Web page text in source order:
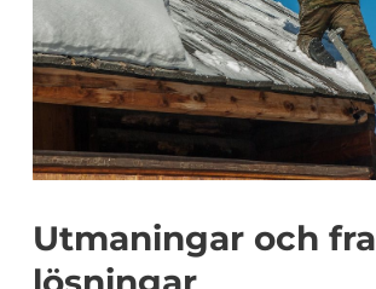
Utmaningar och